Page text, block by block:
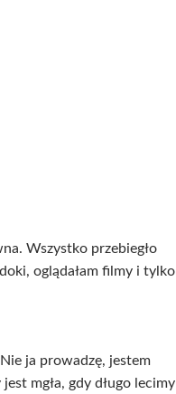
Wszystko przebiegło
oglądałam filmy i tylko
ja prowadzę, jestem
mgła, gdy długo lecimy